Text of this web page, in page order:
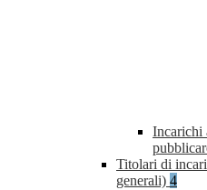
Incarichi
Titolari di
generali) 4